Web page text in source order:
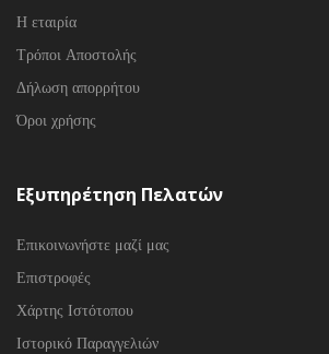
Η εταιρία
Τρόποι Αποστολής
Δήλωση απορρήτου
Όροι χρήσης
Εξυπηρέτηση Πελατών
Επικοινωνήστε μαζί μας
Επιστροφές
Χάρτης Ιστότοπου
Ιστορικό Παραγγελιών